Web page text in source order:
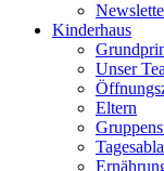
Kinderhaus
Unser
Eltern